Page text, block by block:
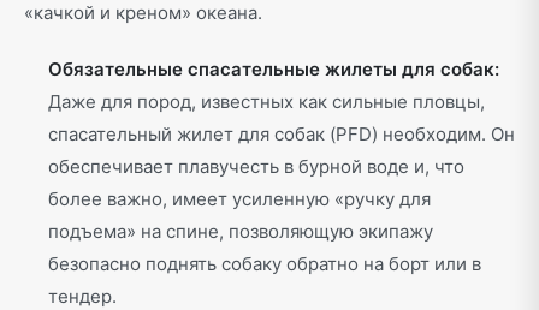
«качкой и креном» океана.
Обязательные спасательные жилеты для собак:
Даже для пород, известных как сильные пловцы,
спасательный жилет для собак (PFD) необходим. Он
обеспечивает плавучесть в бурной воде и, что
более важно, имеет усиленную «ручку для
подъема» на спине, позволяющую экипажу
безопасно поднять собаку обратно на борт или в
тендер.